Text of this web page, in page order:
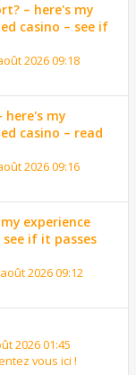
– here's my
casino – see if
2026 09:18
here's my
casino – read
2026 09:16
experience
if it passes
2026 09:12
2026 01:45
vous ici !